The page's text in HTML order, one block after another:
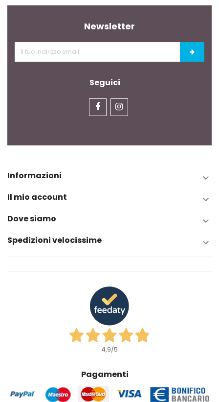
Newsletter
Seguici
Informazioni 
Il mio account 
Dove siamo 
Spedizioni velocissime 
4,9/5
Pagamenti